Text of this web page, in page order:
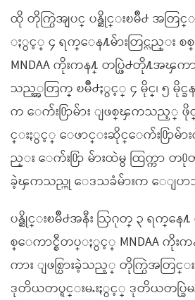
ထို တိုက္ပြဲအျပင္ ပန္ဆိုင္းၿမိဳ႕ အတ
ႏွင့္ ၄ ရက္ေန႔မ်ားတြင္လည္း
MNDAA ကိုးကန႔္ တပ္ဖြဲ႕တို႔အၾကား
သည့္အတြက္ ၿမိဳ႕ႏွင့္ ၄ မိုင္၊ ၅ မိုင္
က ေက်း႐ြာမ်ား ျဖစ္ၾကသည့္ ဖို
င္းႏွင့္ ေဖာင္းဆိုင္ေက်း႐ြာမ်ား
ည္း ေက်း႐ြာ မ်ားထဲမွ ထြက္ကာ တ႐ု
ခဲ့ၾကသည္ဟု ေဒသခံမ်ားက ေျပ
ပန္ဆိုင္းၿမိဳ႕အနီး ဩဂုတ္ ၃ ရက္ေန
စ္ေကာင္စီတပ္ႏွင့္ MNDAA ကိုးက
ကား ျဖစ္ပြားခဲ့သည့္ တိုက္ပြဲအတြင္
ဒုတိယတပ္ရင္းမႉးႏွင့္ ဒုတိယတပ္ခြဲမ